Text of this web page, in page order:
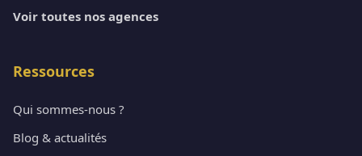
Voir toutes nos agences
Ressources
Qui sommes-nous ?
Blog & actualités